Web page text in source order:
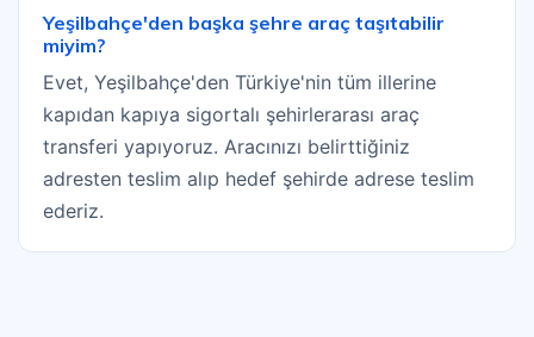
Yeşilbahçe'den başka şehre araç taşıtabilir
miyim?
Evet, Yeşilbahçe'den Türkiye'nin tüm illerine
kapıdan kapıya sigortalı şehirlerarası araç
transferi yapıyoruz. Aracınızı belirttiğiniz
adresten teslim alıp hedef şehirde adrese teslim
ederiz.